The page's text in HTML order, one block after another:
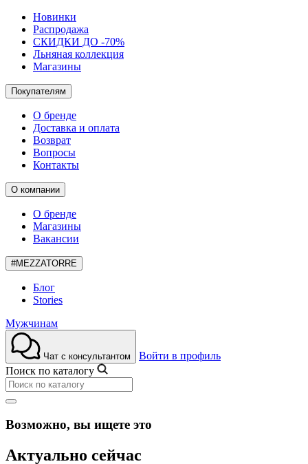
Новинки
Распродажа
СКИДКИ ДО -70%
Льняная коллекция
Магазины
Покупателям
О бренде
Доставка и оплата
Возврат
Вопросы
Контакты
О компании
О бренде
Магазины
Вакансии
#MEZZATORRE
Блог
Stories
Мужчинам
Чат с консультантом
Войти в профиль
Поиск по каталогу
Возможно, вы ищете это
Актуально сейчас